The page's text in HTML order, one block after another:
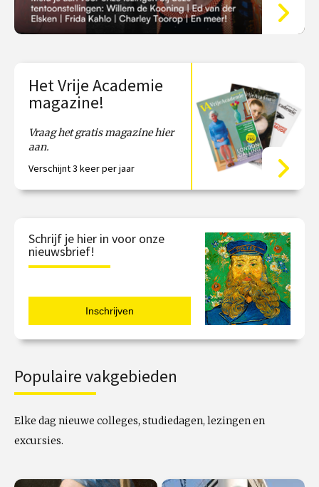
Het Vrije Academie
magazine!
Vraag het gratis magazine hier
aan.
Verschijnt 3 keer per jaar
Schrijf je hier in voor onze
nieuwsbrief!
Populaire vakgebieden
Elke dag nieuwe colleges, studiedagen, lezingen en
excursies.